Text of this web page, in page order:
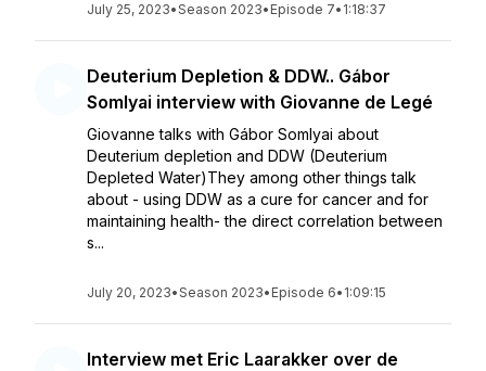
July 25, 2023•Season 2023• Episode 7• 1:18:37
Deuterium Depletion & DDW.. Gábor
Somlyai interview with Giovanne de Legé
Giovanne talks with Gábor Somlyai about
Deuterium depletion and DDW (Deuterium
Depleted Water)They among other things talk
about - using DDW as a cure for cancer and for
maintaining health- the direct correlation between
s...
July 20, 2023•Season 2023• Episode 6• 1:09:15
Interview met Eric Laarakker over de